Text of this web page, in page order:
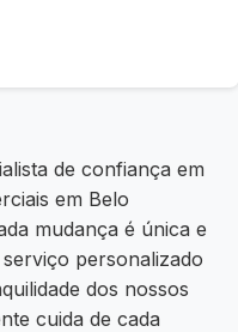
de confiança em
em Belo
mudança é única e
personalizado
dos nossos
cuida de cada